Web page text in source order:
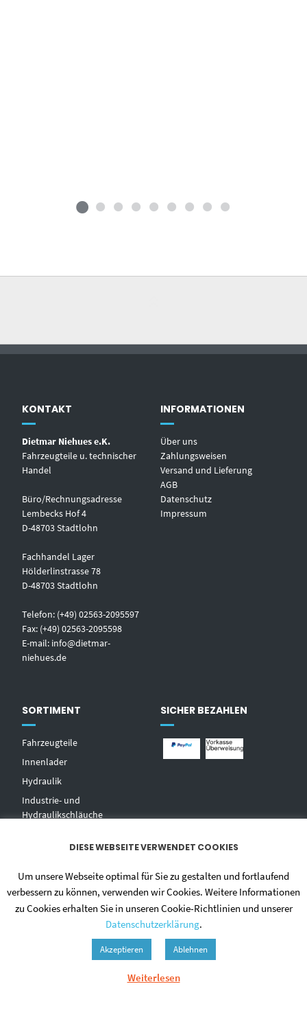
KONTAKT
Dietmar Niehues e.K.
Fahrzeugteile u. technischer
Handel
Büro/Rechnungsadresse
Lembecks Hof 4
D-48703 Stadtlohn
Fachhandel Lager
Hölderlinstrasse 78
D-48703 Stadtlohn
Telefon: (+49) 02563-2095597
Fax: (+49) 02563-2095598
E-mail: info@dietmar-
niehues.de
INFORMATIONEN
Über uns
Zahlungsweisen
Versand und Lieferung
AGB
Datenschutz
Impressum
SORTIMENT
Fahrzeugteile
Innenlader
Hydraulik
Industrie- und
Hydraulikschläuche
Zentralschmierungen
Hochdruckwaschgeräte und
SICHER BEZAHLEN
DIESE WEBSEITE VERWENDET COOKIES
Um unsere Webseite optimal für Sie zu gestalten und fortlaufend
verbessern zu können, verwenden wir Cookies. Weitere Informationen
zu Cookies erhalten Sie in unseren Cookie-Richtlinien und unserer
Datenschutzerklärung.
Akzeptieren Ablehnen
Weiterlesen